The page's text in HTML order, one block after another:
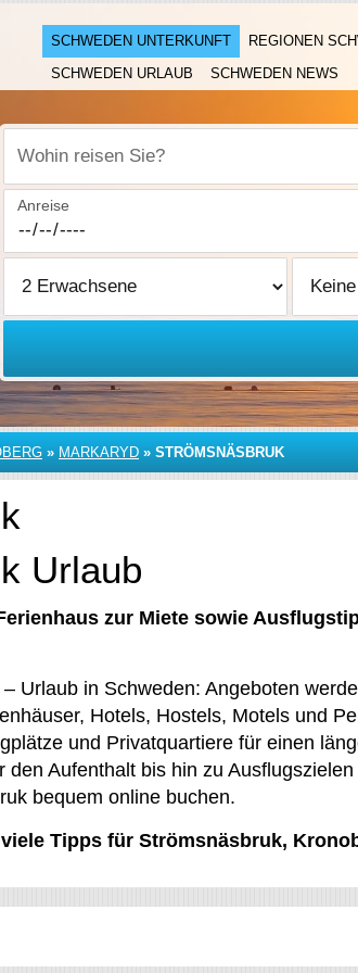
SCHWEDEN UNTERKUNFT REGIONEN
SCHWEDEN URLAUB
SCHWEDEN NEWS
Wohin reisen Sie?
Anreise
» MARKARYD » STRÖMSNÄSBRUK
Urlaub
zur Miete sowie
Urlaub in Schweden: Angeboten
Hotels, Hostels, Motels und
und Privatquartiere für einen
den Aufenthalt bis hin zu
bequem online buchen.
Tipps für Strömsnäsbruk,